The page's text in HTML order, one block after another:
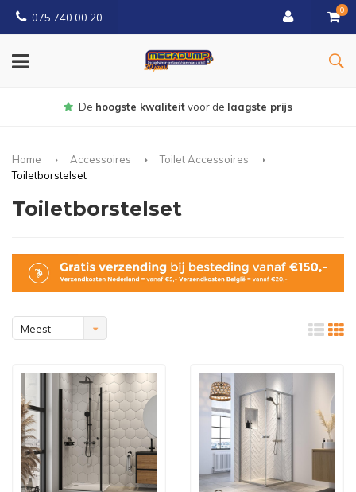
075 740 00 20
0
Gratisbezorgd vanaf € 150
Home Accessoires
Toilet Accessoires
Toiletborstelset
Toiletborstelset
Meest